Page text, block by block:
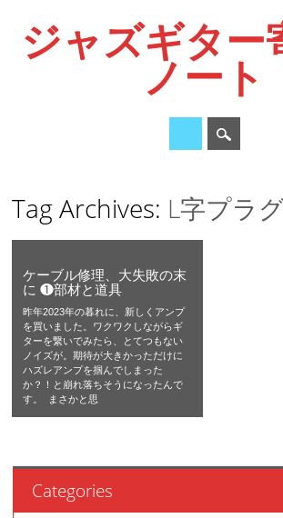
ジャズギター
ノート
Main menu
content
Tag Archives: L字プラ
ケーブル修理、大失敗の末
に ❶部材と道具
昨年2023年の暮れに、新しくアンプ
を買いました。ワクワクしながらギ
ターを繋いでみたら、とてつもない
ノイズが。期待が大きかっただけに
ハズレアンプを掴んでしまった
か？！と崩れ落ちそうになったんで
す。 まさかと思
Categories